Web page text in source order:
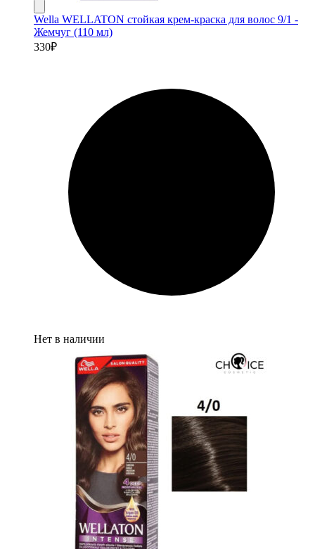
Wella WELLATON стойкая крем-краска для волос 9/1 -
Жемчуг (110 мл)
330₽
Нет в наличии